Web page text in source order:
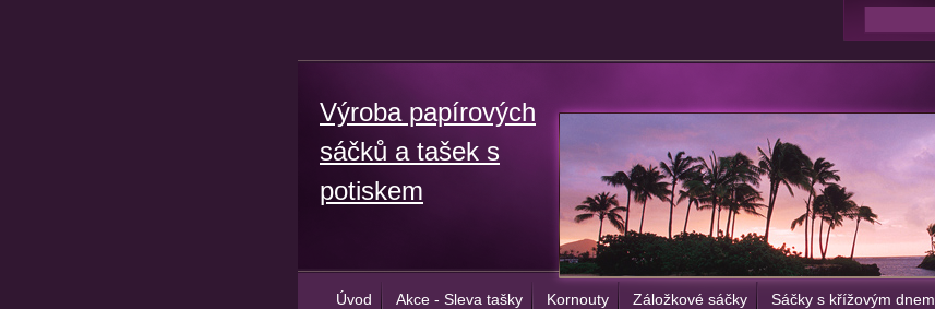
Výroba papírových
sáčků a tašek s
potiskem
Úvod Akce - Sleva tašky Kornouty Záložkové sáčky Sáčky s křížovým dnem